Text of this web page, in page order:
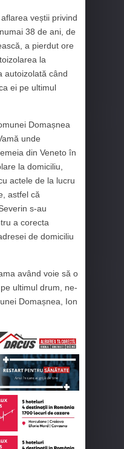
veștii privind
38 de ani, de
a pierdut ore
la
autoizolată când
ei pe ultimul
Domașnea
unde
din Veneto în
la domiciliu,
actele de la lucru
astfel că
s-au
a corecta
de domiciliu
având voie să o
ultimul drum, ne-
Domașnea, Ion